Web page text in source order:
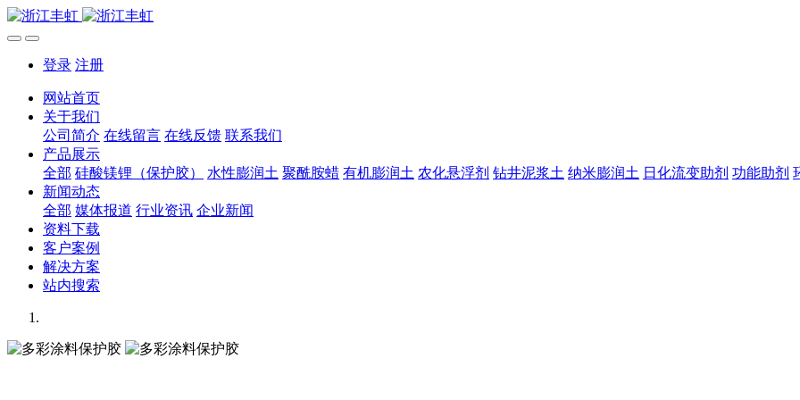
登录 注册
网站首页
关于我们
公司简介 在线留言 在线反馈 联系我们
产品展示
全部 硅酸镁锂（保护胶） 水性膨润土 聚酰胺蜡 有机膨润土 农化悬浮剂 钻井泥浆土 纳米膨润土 日化流变助剂 功能助剂
新闻动态
全部 媒体报道 行业资讯 企业新闻
资料下载
客户案例
解决方案
站内搜索